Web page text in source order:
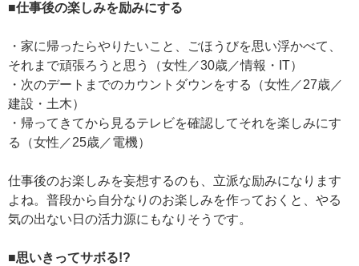
■仕事後の楽しみを励みにする
・家に帰ったらやりたいこと、ごほうびを思い浮かべて、
それまで頑張ろうと思う（女性／30歳／情報・IT）
・次のデートまでのカウントダウンをする（女性／27歳／
建設・土木）
・帰ってきてから見るテレビを確認してそれを楽しみにす
る（女性／25歳／電機）
仕事後のお楽しみを妄想するのも、立派な励みになります
よね。普段から自分なりのお楽しみを作っておくと、やる
気の出ない日の活力源にもなりそうです。
■思いきってサボる!?